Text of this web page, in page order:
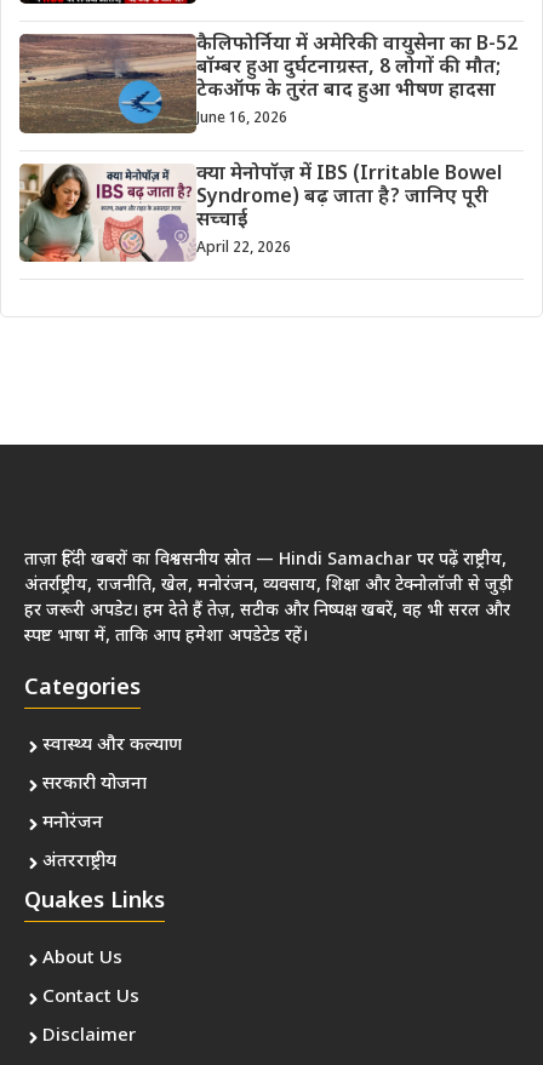
कैलिफोर्निया में अमेरिकी वायुसेना का B-52
बॉम्बर हुआ दुर्घटनाग्रस्त, 8 लोगों की मौत;
टेकऑफ के तुरंत बाद हुआ भीषण हादसा
June 16, 2026
क्या मेनोपॉज़ में IBS (Irritable Bowel
Syndrome) बढ़ जाता है? जानिए पूरी
सच्चाई
April 22, 2026
ताज़ा हिंदी खबरों का विश्वसनीय स्रोत — Hindi Samachar पर पढ़ें राष्ट्रीय,
अंतर्राष्ट्रीय, राजनीति, खेल, मनोरंजन, व्यवसाय, शिक्षा और टेक्नोलॉजी से जुड़ी
हर जरूरी अपडेट। हम देते हैं तेज़, सटीक और निष्पक्ष खबरें, वह भी सरल और
स्पष्ट भाषा में, ताकि आप हमेशा अपडेटेड रहें।
Categories
स्वास्थ्य और कल्याण
सरकारी योजना
मनोरंजन
अंतरराष्ट्रीय
Quakes Links
About Us
Contact Us
Disclaimer